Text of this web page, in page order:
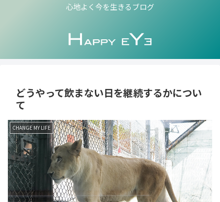
心地よく今を生きるブログ
どうやって飲まない日を継続するかについ
て
CHANGE MY LIFE